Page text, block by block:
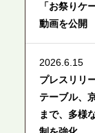
「お祭りケ
動画を公開
2026.6.15
プレスリリ
テーブル、
まで、多様